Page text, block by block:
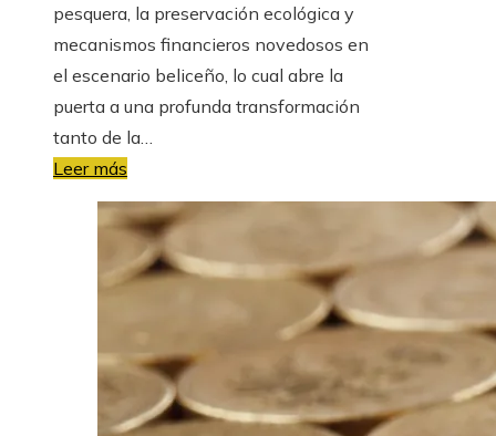
pesquera, la preservación ecológica y
mecanismos financieros novedosos en
el escenario beliceño, lo cual abre la
puerta a una profunda transformación
tanto de la…
Leer más